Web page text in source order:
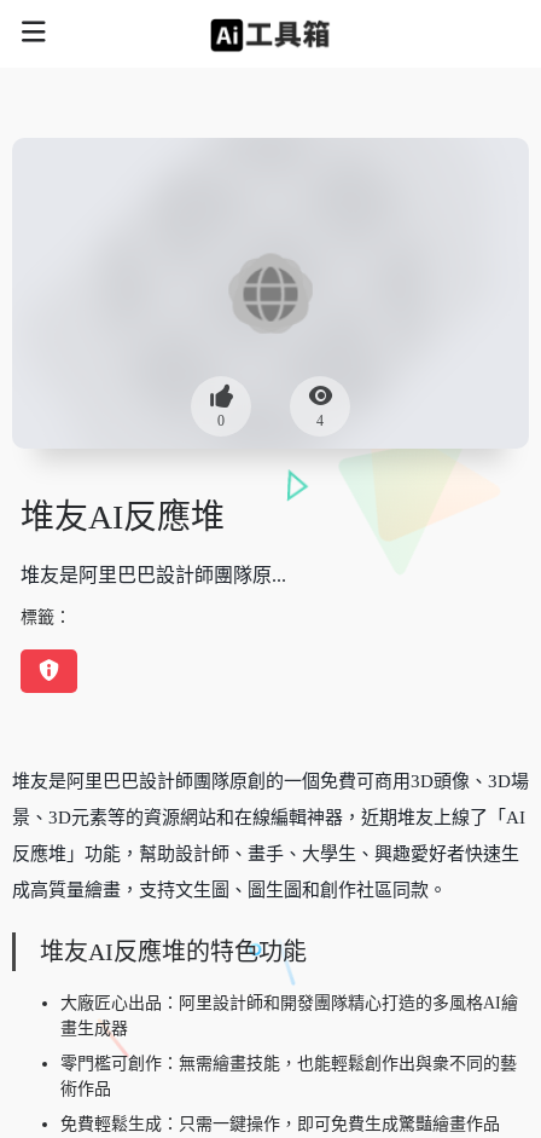
0 4
堆友AI反應堆
堆友是阿里巴巴設計師團隊原...
標籤：
堆友是阿里巴巴設計師團隊原創的一個免費可商用3D頭像、3D場
景、3D元素等的資源網站和在線編輯神器，近期堆友上線了「AI
反應堆」功能，幫助設計師、畫手、大學生、興趣愛好者快速生
成高質量繪畫，支持文生圖、圖生圖和創作社區同款。
堆友AI反應堆的特色功能
大廠匠心出品：阿里設計師和開發團隊精心打造的多風格AI繪
畫生成器
零門檻可創作：無需繪畫技能，也能輕鬆創作出與衆不同的藝
術作品
免費輕鬆生成：只需一鍵操作，即可免費生成驚豔繪畫作品